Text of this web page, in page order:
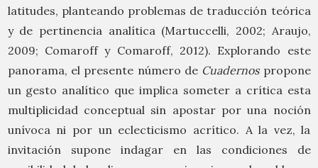
latitudes, planteando problemas de traducción teórica
y de pertinencia analítica (Martuccelli, 2002; Araujo,
2009; Comaroff y Comaroff, 2012). Explorando este
panorama, el presente número de Cuadernospropone
un gesto analítico que implica someter a crítica esta
multiplicidad conceptual sin apostar por una noción
unívoca ni por un eclecticismo acrítico. A la vez, la
invitación supone indagar en las condiciones de